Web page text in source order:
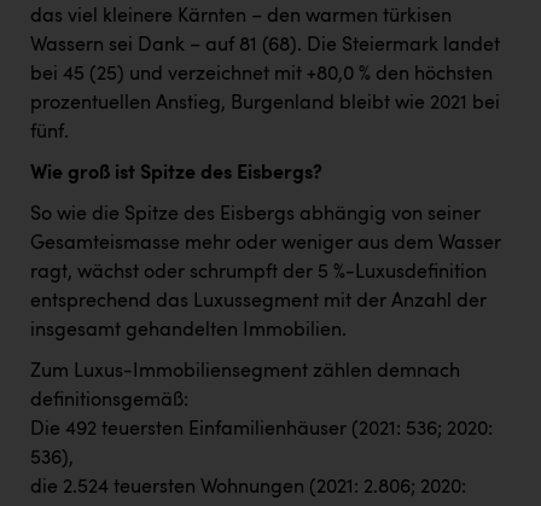
das viel kleinere Kärnten – den warmen türkisen
Wassern sei Dank – auf 81 (68). Die Steiermark landet
bei 45 (25) und verzeichnet mit +80,0 % den höchsten
prozentuellen Anstieg, Burgenland bleibt wie 2021 bei
fünf.
Wie groß ist Spitze des Eisbergs?
So wie die Spitze des Eisbergs abhängig von seiner
Gesamteismasse mehr oder weniger aus dem Wasser
ragt, wächst oder schrumpft der 5 %-Luxusdefinition
entsprechend das Luxussegment mit der Anzahl der
insgesamt gehandelten Immobilien.
Zum Luxus-Immobiliensegment zählen demnach
definitionsgemäß:
Die 492 teuersten Einfamilienhäuser (2021: 536; 2020:
536),
die 2.524 teuersten Wohnungen (2021: 2.806; 2020: